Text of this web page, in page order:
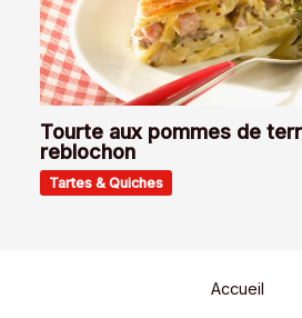
Tourte aux pommes de
reblochon
Tartes & Quiches
Accueil